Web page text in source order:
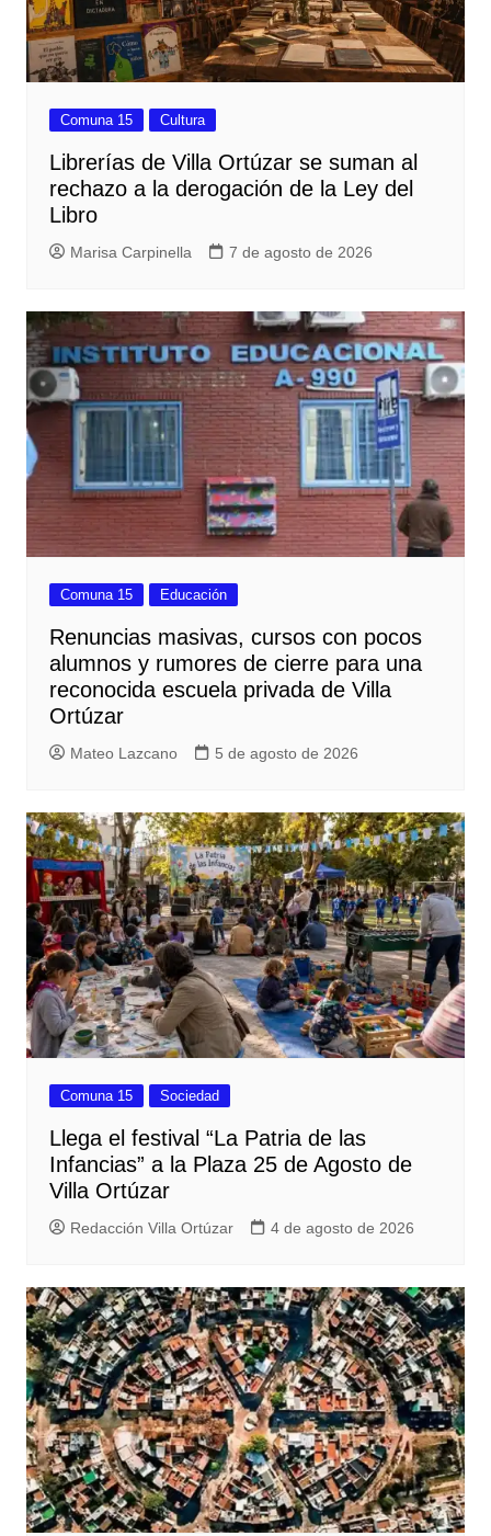
Comuna 15 Cultura
Librerías de Villa Ortúzar se suman al
rechazo a la derogación de la Ley del
Libro
Marisa Carpinella 7 de agosto de 2026
Comuna 15 Educación
Renuncias masivas, cursos con pocos
alumnos y rumores de cierre para una
reconocida escuela privada de Villa
Ortúzar
Mateo Lazcano 5 de agosto de 2026
Comuna 15 Sociedad
Llega el festival “La Patria de las
Infancias” a la Plaza 25 de Agosto de
Villa Ortúzar
Redacción Villa Ortúzar 4 de agosto de 2026